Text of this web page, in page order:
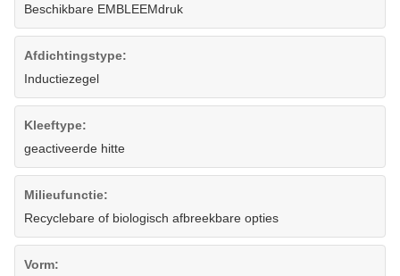
Beschikbare EMBLEEMdruk
Afdichtingstype:
Inductiezegel
Kleeftype:
geactiveerde hitte
Milieufunctie:
Recyclebare of biologisch afbreekbare opties
Vorm: